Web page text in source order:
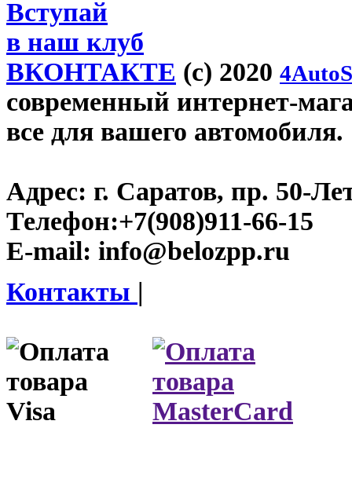
Вступай
в наш клуб
ВКОНТАКТЕ (c) 2020
современный интернет-
все для вашего автомобиля.
Адрес: г. Саратов, пр. 50-
Телефон:+7(908)911-66-15
E-mail: info@belozpp.ru
Контакты |